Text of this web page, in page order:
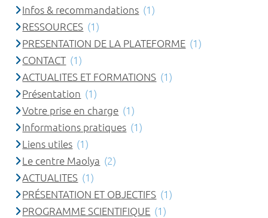
Infos & recommandations (1)
RESSOURCES (1)
PRESENTATION DE LA PLATEFORME (1)
CONTACT (1)
ACTUALITES ET FORMATIONS (1)
Présentation (1)
Votre prise en charge (1)
Informations pratiques (1)
Liens utiles (1)
Le centre Maolya (2)
ACTUALITES (1)
PRÉSENTATION ET OBJECTIFS (1)
PROGRAMME SCIENTIFIQUE (1)